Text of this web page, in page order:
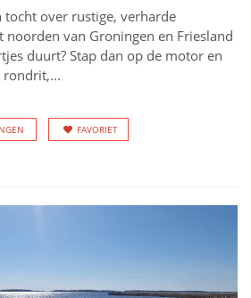
over rustige, verharde
noorden van Groningen en Friesland
duurt? Stap dan op de motor en
rondrit,...
FAVORIET